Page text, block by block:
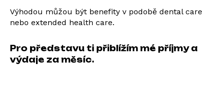
Výhodou můžou být benefity v podobě dental care
nebo extended health care.
Pro představu ti přiblížím mé příjmy a
výdaje za měsíc.